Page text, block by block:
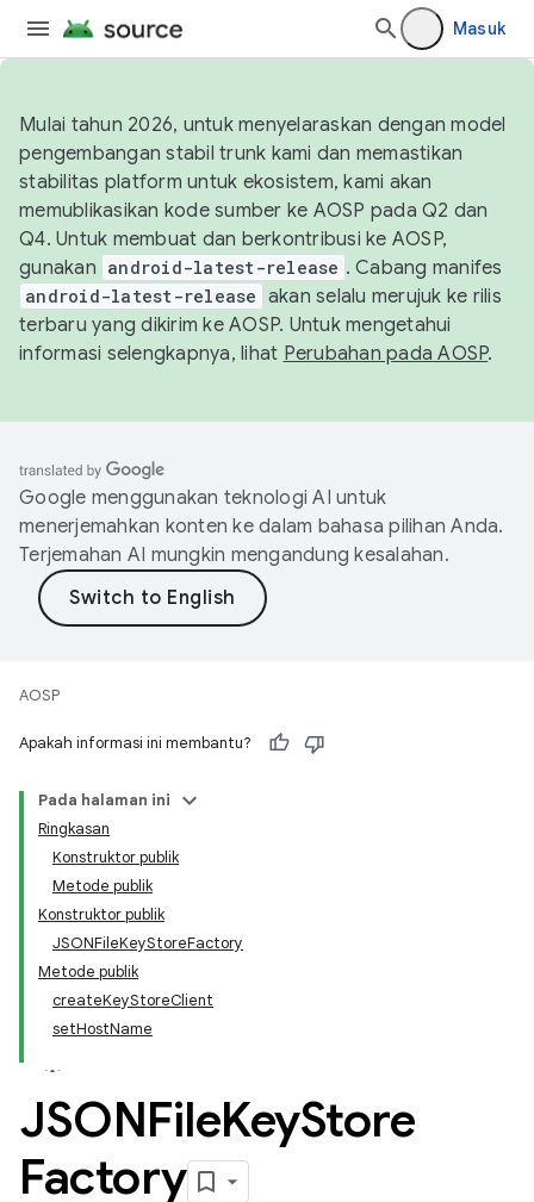
Masuk
Mulai tahun 2026, untuk menyelaraskan dengan model
pengembangan stabil trunk kami dan memastikan
stabilitas platform untuk ekosistem, kami akan
memublikasikan kode sumber ke AOSP pada Q2 dan
Q4. Untuk membuat dan berkontribusi ke AOSP,
gunakan android-latest-release . Cabang manifes
android-latest-release akan selalu merujuk ke rilis
terbaru yang dikirim ke AOSP. Untuk mengetahui
informasi selengkapnya, lihat Perubahan pada AOSP.
Google menggunakan teknologi AI untuk
menerjemahkan konten ke dalam bahasa pilihan Anda.
Terjemahan AI mungkin mengandung kesalahan.
AOSP
Apakah informasi ini membantu?
Pada halaman ini
Ringkasan
Konstruktor publik
Metode publik
Konstruktor publik
JSONFileKeyStoreFactory
Metode publik
createKeyStoreClient
setHostName
JSONFileKeyStore
Factory